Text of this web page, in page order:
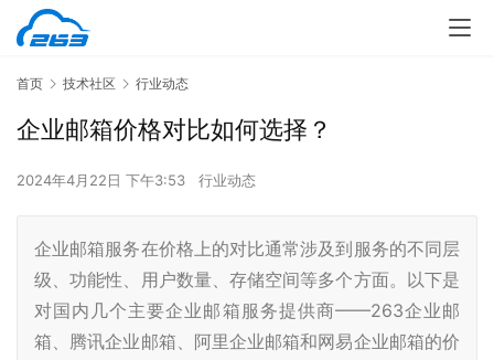
首页 技术社区 行业动态
企业邮箱价格对比如何选择？
2024年4月22日 下午3:53 行业动态
企业邮箱服务在价格上的对比通常涉及到服务的不同层
级、功能性、用户数量、存储空间等多个方面。以下是
对国内几个主要企业邮箱服务提供商——263企业邮
箱、腾讯企业邮箱、阿里企业邮箱和网易企业邮箱的价